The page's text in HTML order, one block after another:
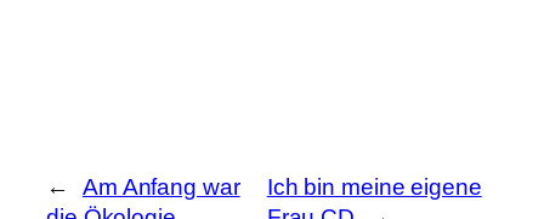
←
Am Anfang war
Ich bin meine eigene